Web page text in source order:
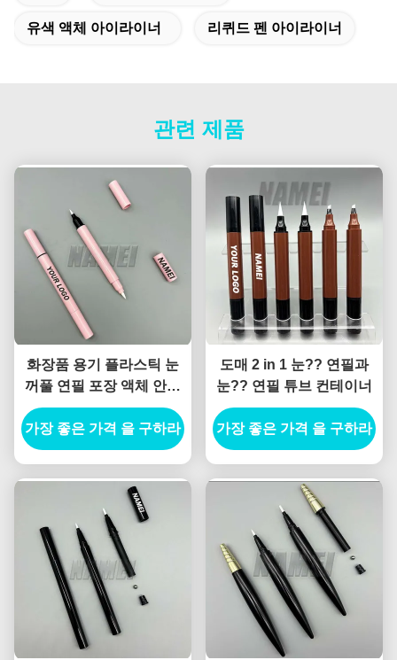
유색 액체 아이라이너 리퀴드 펜 아이라이너
관련 제품
화장품 용기 플라스틱 눈
꺼풀 연필 포장 액체 안구
연필 용기
가장 좋은 가격 을 구하라
도매 2 in 1 눈?? 연필과
눈?? 연필 튜브 컨테이너
가장 좋은 가격 을 구하라